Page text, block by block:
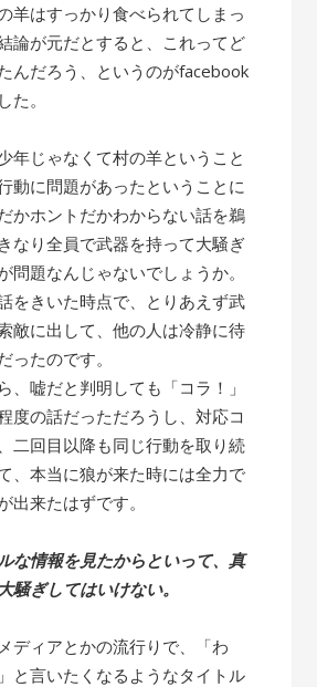
羊はすっかり食べられてしまっ
論が元だとすると、これってど
んだろう、というのがfacebook
た。
年じゃなくて村の羊ということ
動に問題があったということに
かホントだかわからない話を鵜
なり全員で武器を持って大騒ぎ
問題なんじゃないでしょうか。
をきいた時点で、とりあえず武
敵に出して、他の人は冷静に待
ったのです。
、嘘だと判明しても「コラ！」
度の話だっただろうし、対応コ
二回目以降も同じ行動を取り続
、本当に狼が来た時には全力で
出来たはずです。
な情報を見たからといって、真
騒ぎしてはいけない。
ディアとかの流行りで、「わ
と言いたくなるようなタイトル